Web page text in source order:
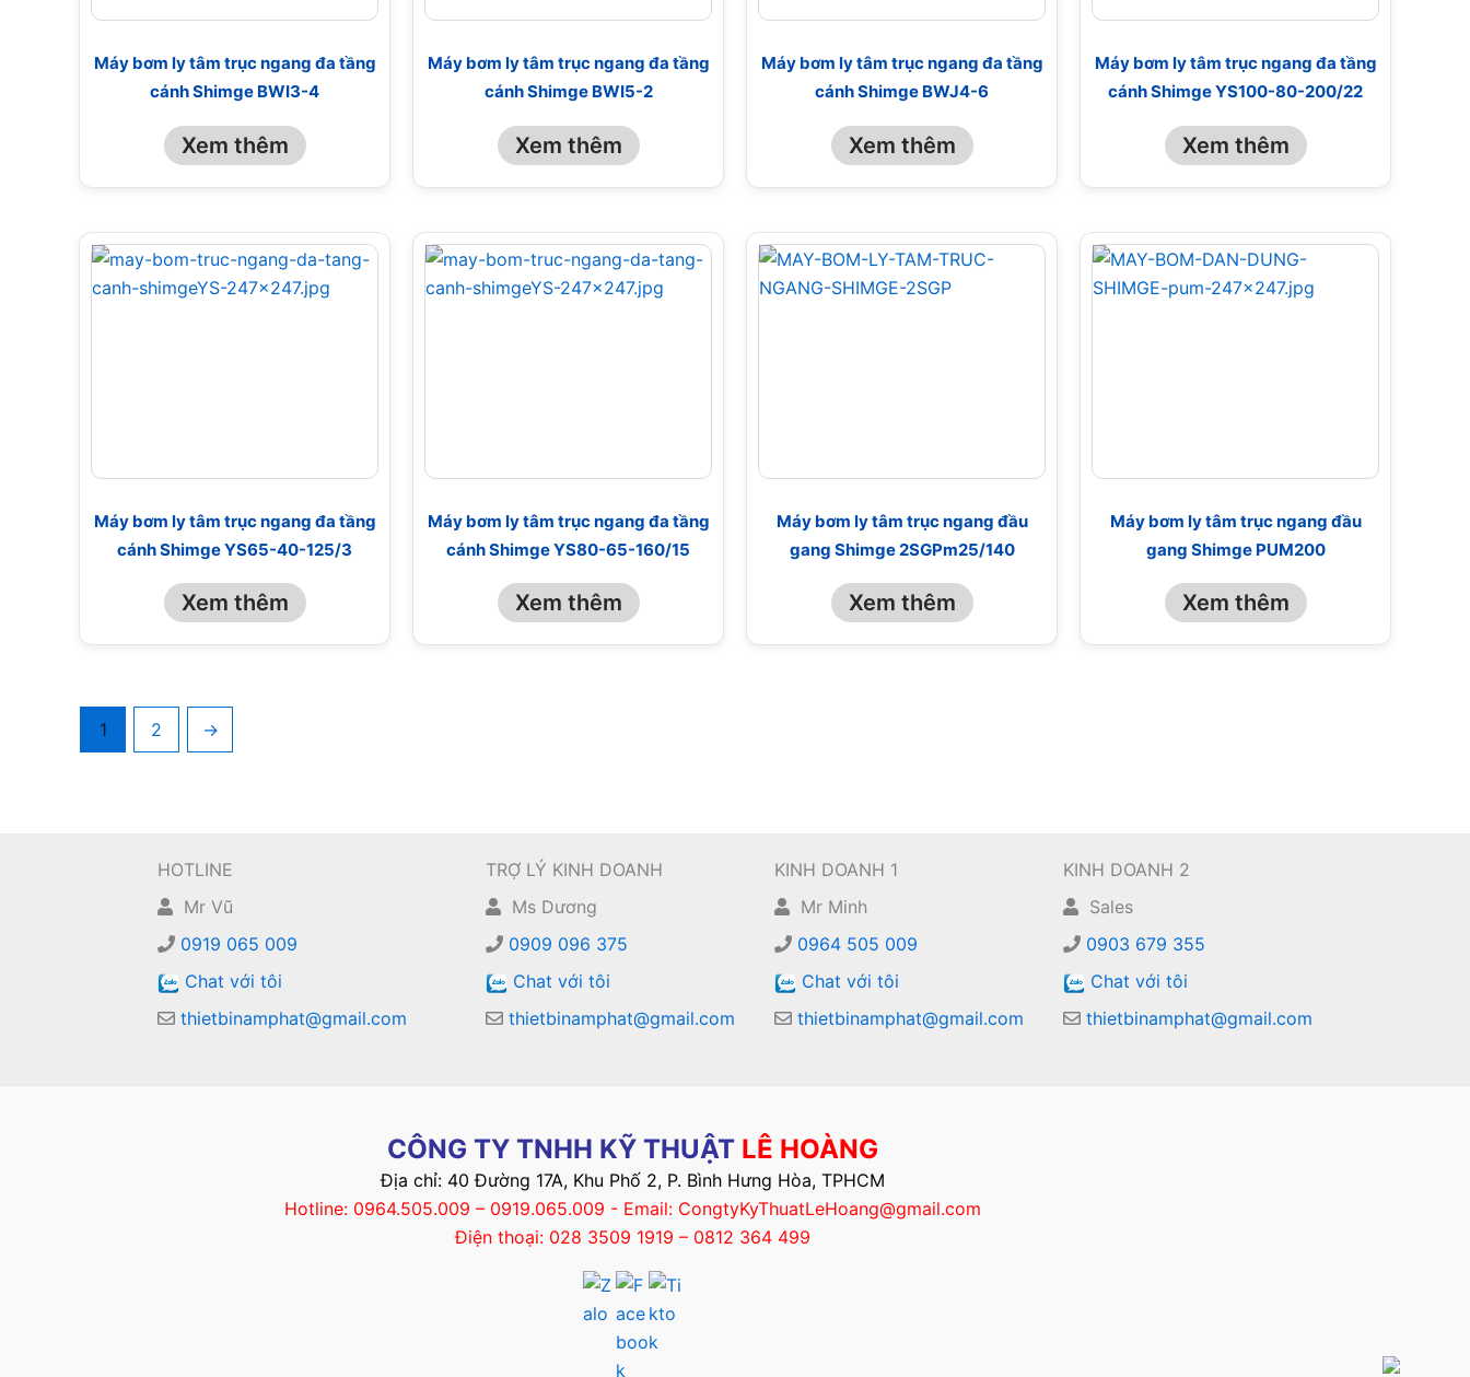
Máy bơm ly tâm trục ngang đa tầng
cánh Shimge BWI3-4
Xem thêm
Máy bơm ly tâm trục ngang đa tầng
cánh Shimge BWI5-2
Xem thêm
Máy bơm ly tâm trục ngang đa tầng
cánh Shimge BWJ4-6
Xem thêm
Máy bơm ly tâm trục ngang đa tầng
cánh Shimge YS100-80-200/22
Xem thêm
Máy bơm ly tâm trục ngang đa tầng
cánh Shimge YS65-40-125/3
Xem thêm
Máy bơm ly tâm trục ngang đa tầng
cánh Shimge YS80-65-160/15
Xem thêm
Máy bơm ly tâm trục ngang đầu
gang Shimge 2SGPm25/140
Xem thêm
Máy bơm ly tâm trục ngang đầu
gang Shimge PUM200
Xem thêm
1 2 →
HOTLINE
Mr Vũ
0919 065 009
Chat với tôi
thietbinamphat@gmail.com
TRỢ LÝ KINH DOANH
Ms Dương
0909 096 375
Chat với tôi
thietbinamphat@gmail.com
KINH DOANH 1
Mr Minh
0964 505 009
Chat với tôi
thietbinamphat@gmail.com
KINH DOANH 2
Sales
0903 679 355
Chat với tôi
thietbinamphat@gmail.com
CÔNG TY TNHH KỸ THUẬT LÊ HOÀNG
Địa chỉ: 40 Đường 17A, Khu Phố 2, P. Bình Hưng Hòa, TPHCM
Hotline: 0964.505.009 – 0919.065.009 - Email: CongtyKyThuatLeHoang@gmail.com
Điện thoại: 028 3509 1919 – 0812 364 499